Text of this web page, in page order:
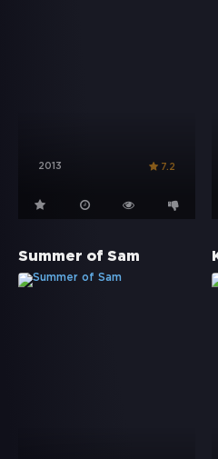
2013 7.2
Summer of Sam